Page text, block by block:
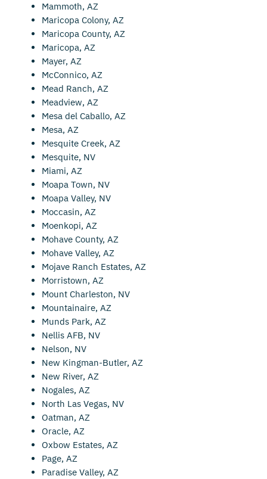
Mammoth, AZ
Maricopa Colony, AZ
Maricopa County, AZ
Maricopa, AZ
Mayer, AZ
McConnico, AZ
Mead Ranch, AZ
Meadview, AZ
Mesa del Caballo, AZ
Mesa, AZ
Mesquite Creek, AZ
Mesquite, NV
Miami, AZ
Moapa Town, NV
Moapa Valley, NV
Moccasin, AZ
Moenkopi, AZ
Mohave County, AZ
Mohave Valley, AZ
Mojave Ranch Estates, AZ
Morristown, AZ
Mount Charleston, NV
Mountainaire, AZ
Munds Park, AZ
Nellis AFB, NV
Nelson, NV
New Kingman-Butler, AZ
New River, AZ
Nogales, AZ
North Las Vegas, NV
Oatman, AZ
Oracle, AZ
Oxbow Estates, AZ
Page, AZ
Paradise Valley, AZ